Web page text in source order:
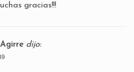
gracias!!!
dijo: